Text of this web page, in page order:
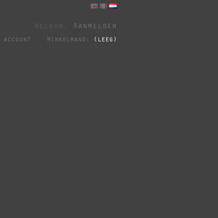
Welkom, Aanmelden
Winkelmand: (leeg)
account